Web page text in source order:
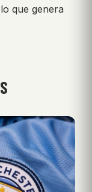
que genera